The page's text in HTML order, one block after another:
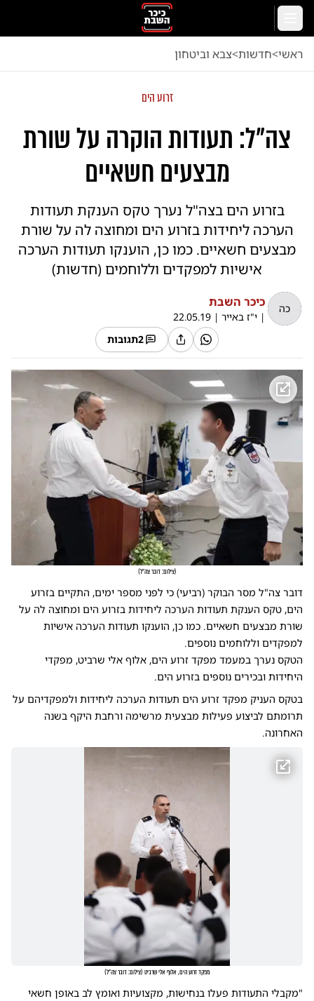
דלג לתוכן הראשי
ראשי<חדשות<צבא וביטחון
זרוע הים
צה"ל: תעודות הוקרה על שורת
מבצעים חשאיים
בזרוע הים בצה"ל נערך טקס הענקת תעודות
הערכה ליחידות בזרוע הים ומחוצה לה על שורת
מבצעים חשאיים. כמו כן, הוענקו תעודות הערכה
אישיות למפקדים וללוחמים (חדשות)
כה כיכר השבת
| י"ז באייר |
22.05.19
2תגובות
(צילום: דובר צה"ל)
דובר צה"ל מסר הבוקר (רביעי) כי לפני מספר ימים, התקיים בזרוע
הים, טקס הענקת תעודות הערכה ליחידות בזרוע הים ומחוצה לה על
שורת מבצעים חשאיים. כמו כן, הוענקו תעודות הערכה אישיות
למפקדים וללוחמים נוספים.
הטקס נערך במעמד מפקד זרוע הים, אלוף אלי שרביט, מפקדי
היחידות ובכירים נוספים בזרוע הים.
בטקס העניק מפקד זרוע הים תעודות הערכה ליחידות ולמפקדיהם על
תרומתם לביצוע פעילות מבצעית מרשימה ורחבת היקף בשנה
האחרונה.
מפקד זרוע הים, אלוף אלי שרביט (צילום: דובר צה"ל)
"מקבלי התעודות פעלו בנחישות, מקצועיות ואומץ לב באופן חשאי